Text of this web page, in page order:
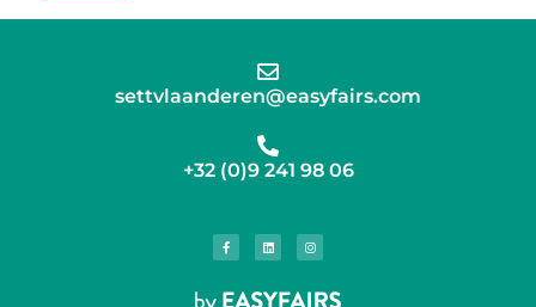
settvlaanderen@easyfairs.com
+32 (0)9 241 98 06